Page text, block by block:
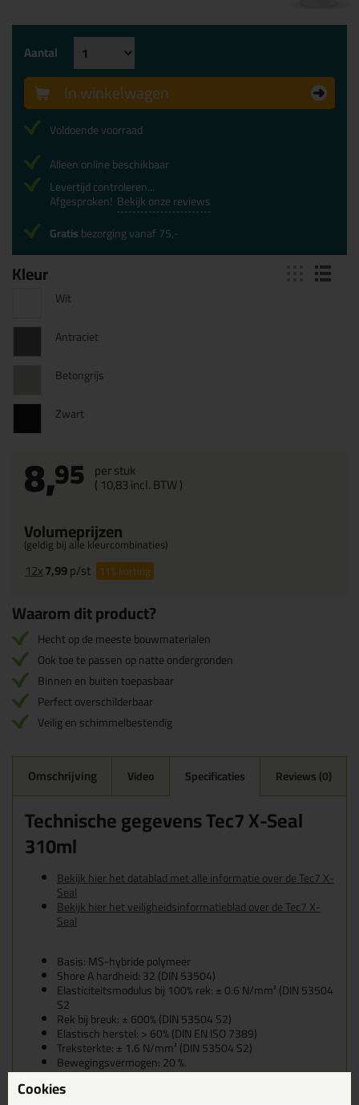
Kleur
Wit
Antraciet
Betongrijs
Zwart
8,95 per stuk
( 10,83incl. BTW )
Volumeprijzen
(geldig bij alle kleurcombinaties)
12x7,99p/st 11%korting
Aantal
In winkelwagen
Voldoende voorraad
Alleen online beschikbaar
Levertijd controleren...
Afgesproken! Bekijk onze reviews
Gratisbezorging vanaf 75,-
Waarom dit product?
Hecht op de meeste bouwmaterialen
Ook toe te passen op natte ondergronden
Binnen en buiten toepasbaar
Perfect overschilderbaar
Veilig en schimmelbestendig
Omschrijving Video Specificaties Reviews (0)
Technische gegevens Tec7 X-Seal
310ml
Bekijk hier het datablad met alle informatie over de Tec7 X-
Seal
Bekijk hier het veiligheidsinformatieblad over de Tec7 X-
Seal
Basis: MS-hybride polymeer
Shore A hardheid: 32 (DIN 53504)
Elasticiteitsmodulus bij 100% rek: ± 0.6 N/mm² (DIN 53504
S2
Rek bij breuk: ± 600% (DIN 53504 S2)
Elastisch herstel: > 60% (DIN EN ISO 7389)
Treksterkte: ± 1.6 N/mm² (DIN 53504 S2)
Bewegingsvermogen: 20 %.
Consistentie: stabiel tot ≤ 3 mm (DIN EN ISO 7390)
Uitharding: door polymerisatie onder invloed van
Cookies